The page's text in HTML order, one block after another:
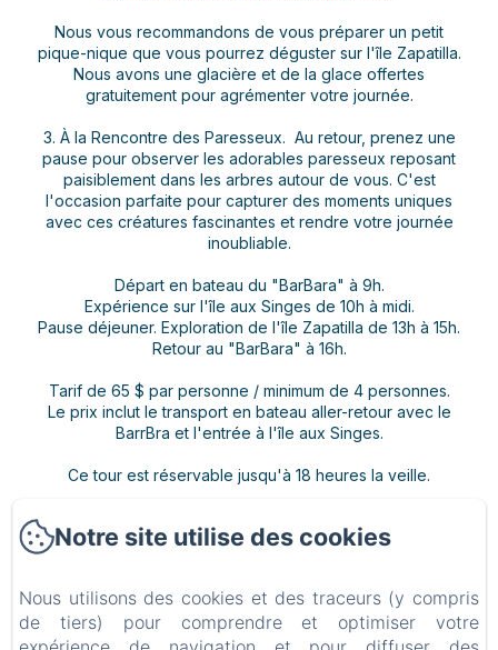
Nous vous recommandons de vous préparer un petit
pique-nique que vous pourrez déguster sur l'île Zapatilla.
Nous avons une glacière et de la glace offertes
gratuitement pour agrémenter votre journée.
3. À la Rencontre des Paresseux. Au retour, prenez une
pause pour observer les adorables paresseux reposant
paisiblement dans les arbres autour de vous. C'est
l'occasion parfaite pour capturer des moments uniques
avec ces créatures fascinantes et rendre votre journée
inoubliable.
Départ en bateau du "BarBara" à 9h.
Expérience sur l'île aux Singes de 10h à midi.
Pause déjeuner. Exploration de l'île Zapatilla de 13h à 15h.
Retour au "BarBara" à 16h.
Tarif de 65 $ par personne / minimum de 4 personnes.
Le prix inclut le transport en bateau aller-retour avec le
BarrBra et l'entrée à l'île aux Singes.
Ce tour est réservable jusqu'à 18 heures la veille.
BARRBRA BNB
Politique de confidentialité Informations légales Informations sur les cookies
Notre site utilise des cookies
Nous utilisons des cookies et des traceurs (y compris
de tiers) pour comprendre et optimiser votre